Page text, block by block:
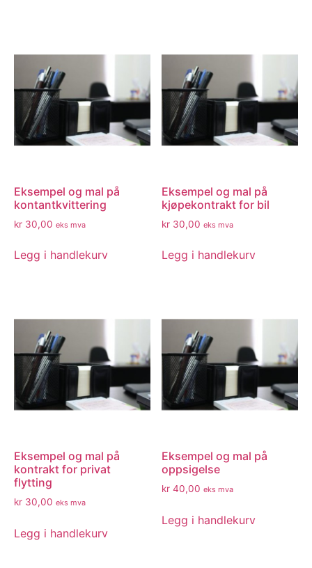
Eksempel og mal på
kontantkvittering
kr 30,00 eks mva
Legg i handlekurv
Eksempel og mal på
kjøpekontrakt for bil
kr 30,00 eks mva
Legg i handlekurv
Eksempel og mal på
kontrakt for privat
flytting
kr 30,00 eks mva
Legg i handlekurv
Eksempel og mal på
oppsigelse
kr 40,00 eks mva
Legg i handlekurv